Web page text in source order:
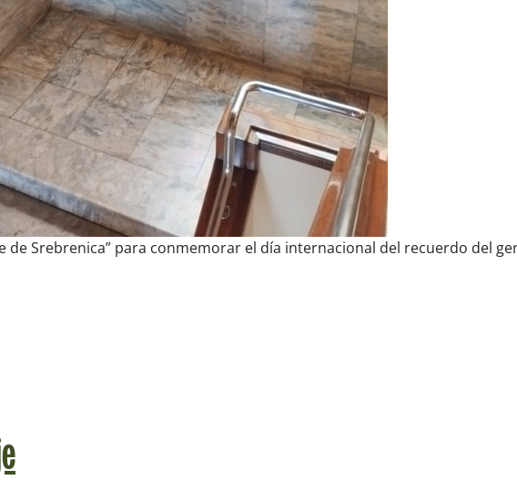
de Srebrenica” para conmemorar el día internacional del recuerdo del